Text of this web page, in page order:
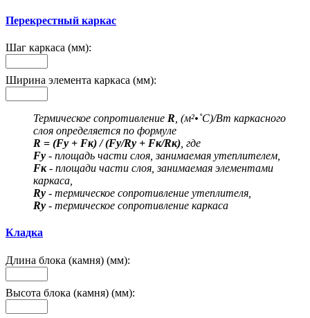
Перекрестный каркас
Шаг каркаса (мм):
Ширина элемента каркаса (мм):
Термическое сопротивление R , (м²•˚С)/Вт каркасного
слоя определяется по формуле
R = (Fу + Fк) / (Fу/Rу + Fк/Rк) , где
Fу - площадь части слоя, занимаемая утеплителем,
Fк- площади части слоя, занимаемая элементами
каркаса,
Rу - термическое сопротивление утеплителя,
Rу - термическое сопротивление каркаса
Кладка
Длина блока (камня) (мм):
Высота блока (камня) (мм):